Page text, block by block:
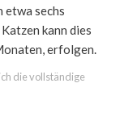
etwa sechs
kann dies
erfolgen.
die vollständige